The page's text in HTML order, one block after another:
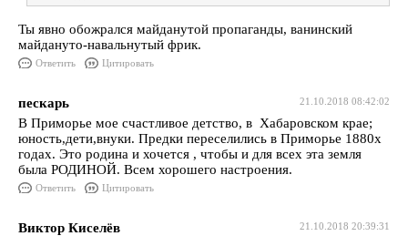
Ты явно обожрался майданутой пропаганды, ванинский
майдануто-навальнутый фрик.
Ответить Цитировать
21.10.2018 08:42:02
пескарь
В Приморье мое счастливое детство, в Хабаровском крае;
юность,дети,внуки. Предки переселились в Приморье 1880х
годах. Это родина и хочется , чтобы и для всех эта земля
была РОДИНОЙ. Всем хорошего настроения.
Ответить Цитировать
21.10.2018 20:39:31
Виктор Киселёв